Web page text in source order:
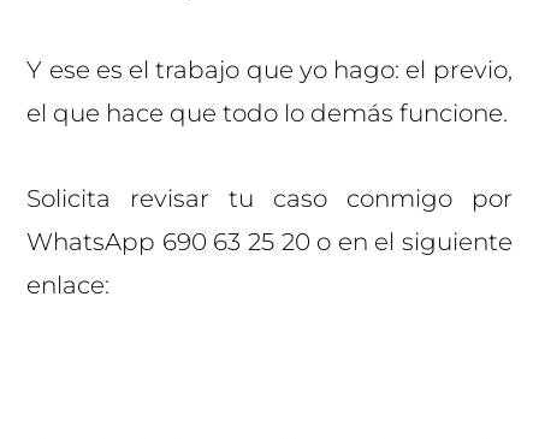
Y ese es el trabajo que yo hago: el previo,
el que hace que todo lo demás funcione.
Solicita revisar tu caso conmigo por
WhatsApp 690 63 25 20 o en el siguiente
enlace: